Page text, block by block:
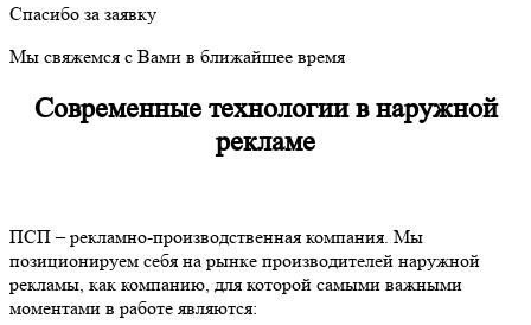
Спасибо за заявку
Мы свяжемся с Вами в ближайшее время
Современные технологии в наружной
рекламе
ПСП – рекламно-производственная компания. Мы
позиционируем себя на рынке производителей наружной
рекламы, как компанию, для которой самыми важными
моментами в работе являются: